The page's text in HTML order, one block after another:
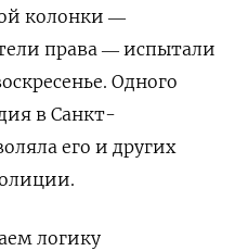
колонки ―
права ― испытали
Одного
в Санкт-
его и других
логику